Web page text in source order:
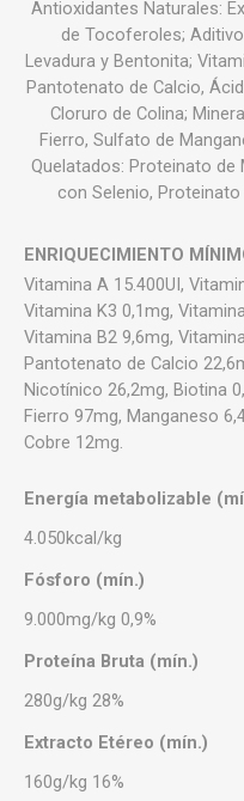
Antioxidantes Naturales:
de Tocoferoles;
Levadura y Bentonita;
Pantotenato de Calcio,
Cloruro de Colina;
Fierro, Sulfato de
Quelatados: Proteinato de
con Selenio,
ENRIQUECIMIENTO
Vitamina A 15.400UI,
Vitamina K3 0,1mg,
Vitamina B2 9,6mg,
Pantotenato de Calcio
Nicotínico 26,2mg, Biotina
Fierro 97mg, Manganeso
Cobre 12mg.
Energía metabolizable
4.050kcal/kg
Fósforo (mín.)
9.000mg/kg 0,9%
Proteína Bruta (mín.)
280g/kg 28%
Extracto Etéreo (mín.)
160g/kg 16%